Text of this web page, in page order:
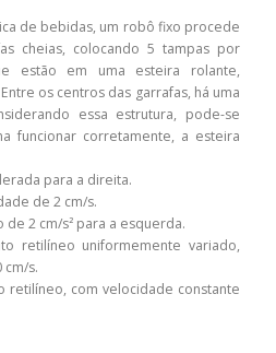
de bebidas, um robô fixo procede
cheias, colocando 5 tampas por
estão em uma esteira rolante,
os centros das garrafas, há uma
essa estrutura, pode-se
funcionar corretamente, a esteira
para a direita.
de 2 cm/s.
de 2 cm/s² para a esquerda.
retilíneo uniformemente variado,
cm/s.
retilíneo, com velocidade constante